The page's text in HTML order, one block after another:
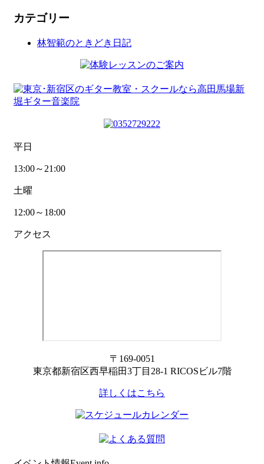
カテゴリー
林智範のときどき日記
平日
13:00～21:00
土曜
12:00～18:00
アクセス
〒169-0051
東京都新宿区西早稲田3丁目28-1 RICOSビル7階
詳しくはこちら